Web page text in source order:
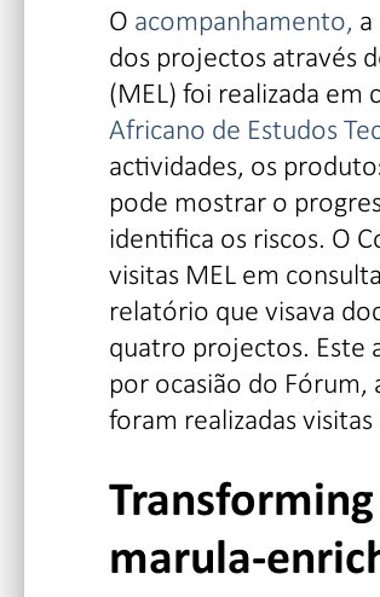
O acompanhamento,
dos projectos através
(MEL) foi realizada
Africano de Estudos
actividades, os
pode mostrar o
identifica os riscos. O
visitas MEL em
relatório que visava
quatro projectos. Este
por ocasião do Fórum,
foram realizadas visitas
marula-